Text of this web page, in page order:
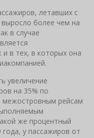
летавших с
более чем на
в случае
и в тех, в которых она
увеличение
на 35% по
межостровным рейсам
же процентный
у пассажиров от